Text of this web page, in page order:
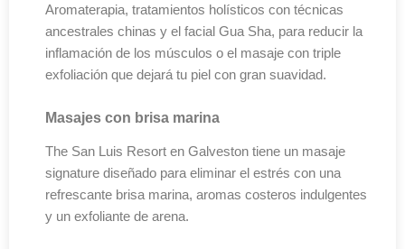
Aromaterapia, tratamientos holísticos con técnicas
ancestrales chinas y el facial Gua Sha, para reducir la
inflamación de los músculos o el masaje con triple
exfoliación que dejará tu piel con gran suavidad.
Masajes con brisa marina
The San Luis Resort en Galveston tiene un masaje
signature diseñado para eliminar el estrés con una
refrescante brisa marina, aromas costeros indulgentes
y un exfoliante de arena.